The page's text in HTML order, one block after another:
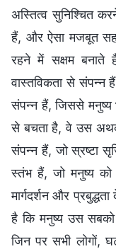
अस्तित्व सुनिश्चित
हैं, और ऐसा मजबूत
रहने में सक्षम बनाते
वास्तविकता से संपन्‍न
संपन्‍न हैं, जिससे मनुष्य
से बचता है, वे उस अथक
संपन्‍न हैं, जो स्रष्टा
स्तंभ हैं, जो मनुष्य को
मार्गदर्शन और
है कि मनुष्य उस सबको
जिन पर सभी लोगों,